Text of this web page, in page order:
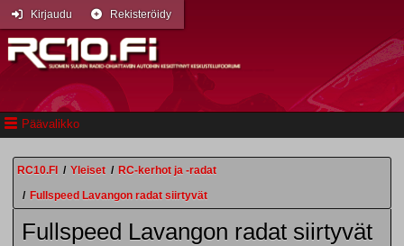
Päävalikko
Kirjaudu Rekisteröidy
RC10.FI / Yleiset / RC-kerhot ja -radat
/ Fullspeed Lavangon radat siirtyvät
Fullspeed Lavangon radat siirtyvät